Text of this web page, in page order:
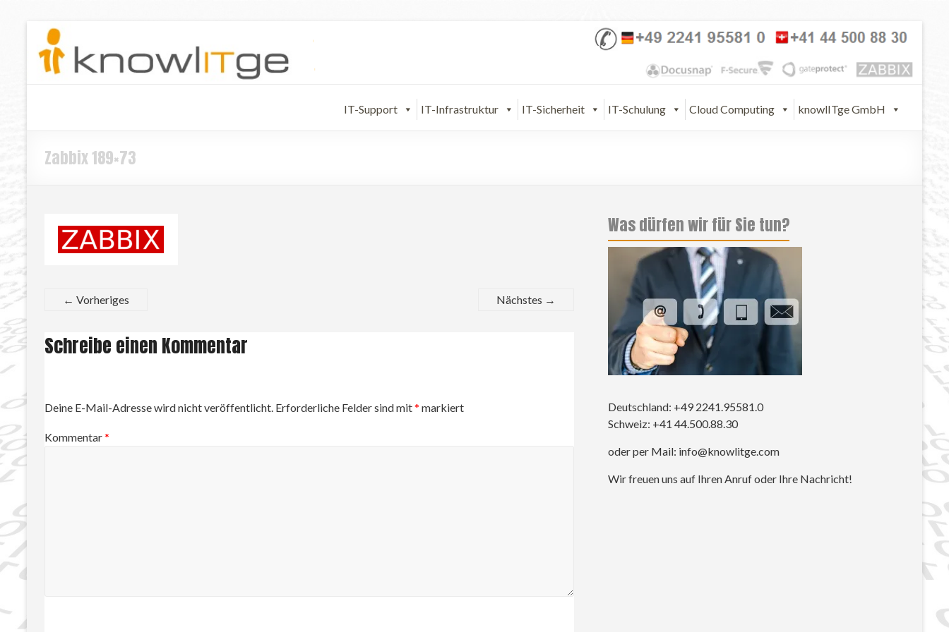
IT-Support IT-Infrastruktur IT-Sicherheit IT-Schulung Cloud Computing knowlITge GmbH
Zabbix 189×73
← Vorheriges Nächstes →
Schreibe einen Kommentar
Deine E-Mail-Adresse wird nicht veröffentlicht. Erforderliche Felder sind mit* markiert
Kommentar*
Was dürfen wir für Sie tun?
Deutschland: +49 2241.95581.0
Schweiz: +41 44.500.88.30
oder per Mail: info@knowlitge.com
Wir freuen uns auf Ihren Anruf oder Ihre Nachricht!